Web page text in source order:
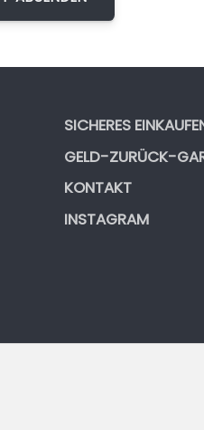
SICHERES
GELD-ZURÜCK-
KONTAKT
INSTAGRAM